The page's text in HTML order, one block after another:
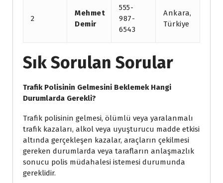
2
Mehmet
Demir
555-
987-
6543
Ankara,
Türkiye
Sık Sorulan Sorular
Trafik Polisinin Gelmesini Beklemek Hangi
Durumlarda Gerekli?
Trafik polisinin gelmesi, ölümlü veya yaralanmalı
trafik kazaları, alkol veya uyuşturucu madde etkisi
altında gerçekleşen kazalar, araçların çekilmesi
gereken durumlarda veya tarafların anlaşmazlık
sonucu polis müdahalesi istemesi durumunda
gereklidir.